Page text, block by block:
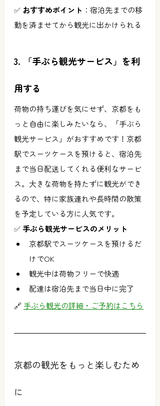
✅ おすすめポイント ：宿泊先までの移
動を済ませてから観光に出かけられる
3. 「手ぶら観光サービス」を利
用する
荷物の持ち運びを気にせず、京都をも
っと自由に楽しみたいなら、「手ぶら
観光サービス」がおすすめです！京都
駅でスーツケースを預けると、宿泊先
まで当日配送してくれる便利なサービ
ス。大きな荷物を持たずに観光ができ
るので、特に家族連れや長時間の散策
を予定している方に人気です。
✅ 手ぶら観光サービスのメリット
京都駅でスーツケースを預けるだ
けでOK
観光中は荷物フリーで快適
配達は宿泊先まで当日中に完了
🔗 手ぶら観光の詳細・ご予約はこちら
京都の観光をもっと楽しむため
に